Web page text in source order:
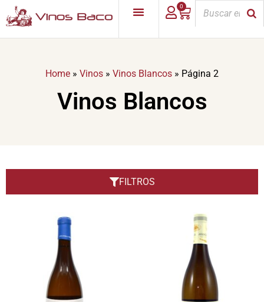
0
Home » Vinos » Vinos Blancos » Página 2
Vinos Blancos
FILTROS